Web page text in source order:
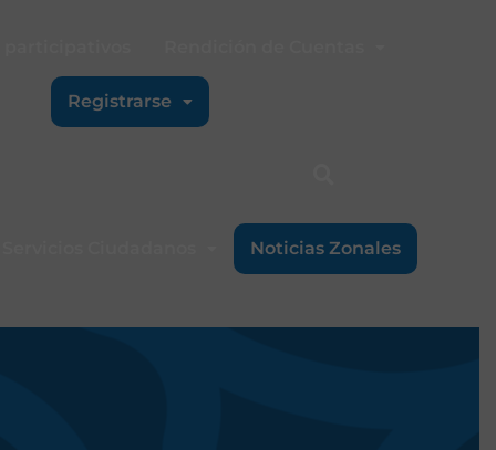
Registrarse
Noticias Zonales